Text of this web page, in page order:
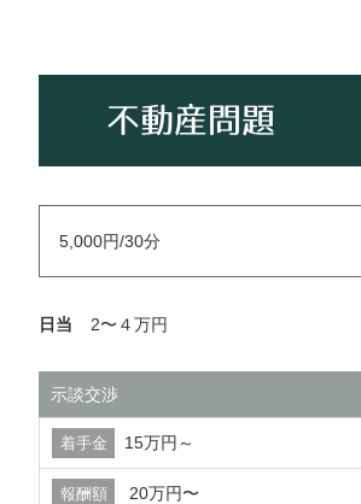
不動産問題
5,000円/30分
日当 2〜４万円
示談交渉
15万円～
20万円〜